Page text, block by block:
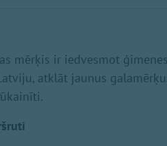
mērķis ir iedvesmot
atklāt jaunus